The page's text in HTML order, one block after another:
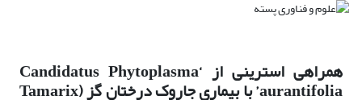
همراهی استرینی از ‘Candidatus Phytoplasma
aurantifolia’ با بیماری جاروک درختان گز (Tamarix